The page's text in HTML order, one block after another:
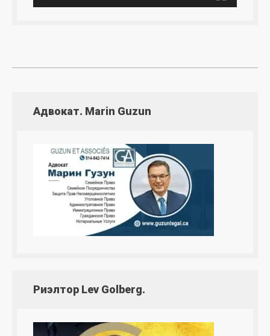
Адвокат. Marin Guzun
Риэлтор Lev Golberg.